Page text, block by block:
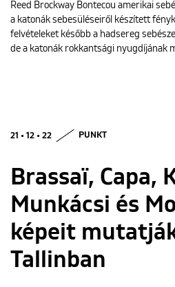
Reed Brockway Bontecou amerikai
a katonák sebesüléseiről készített
felvételeket később a hadsereg
de a katonák rokkantsági nyugdíjának
21 • 12 • 22 PUNKT
Brassaï, Capa,
Munkácsi és
képeit
Tallinban